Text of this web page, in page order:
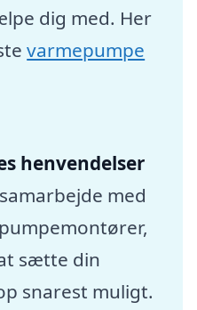
dig med. Her
varmepumpe
henvendelser
med
sætte din
snarest muligt.